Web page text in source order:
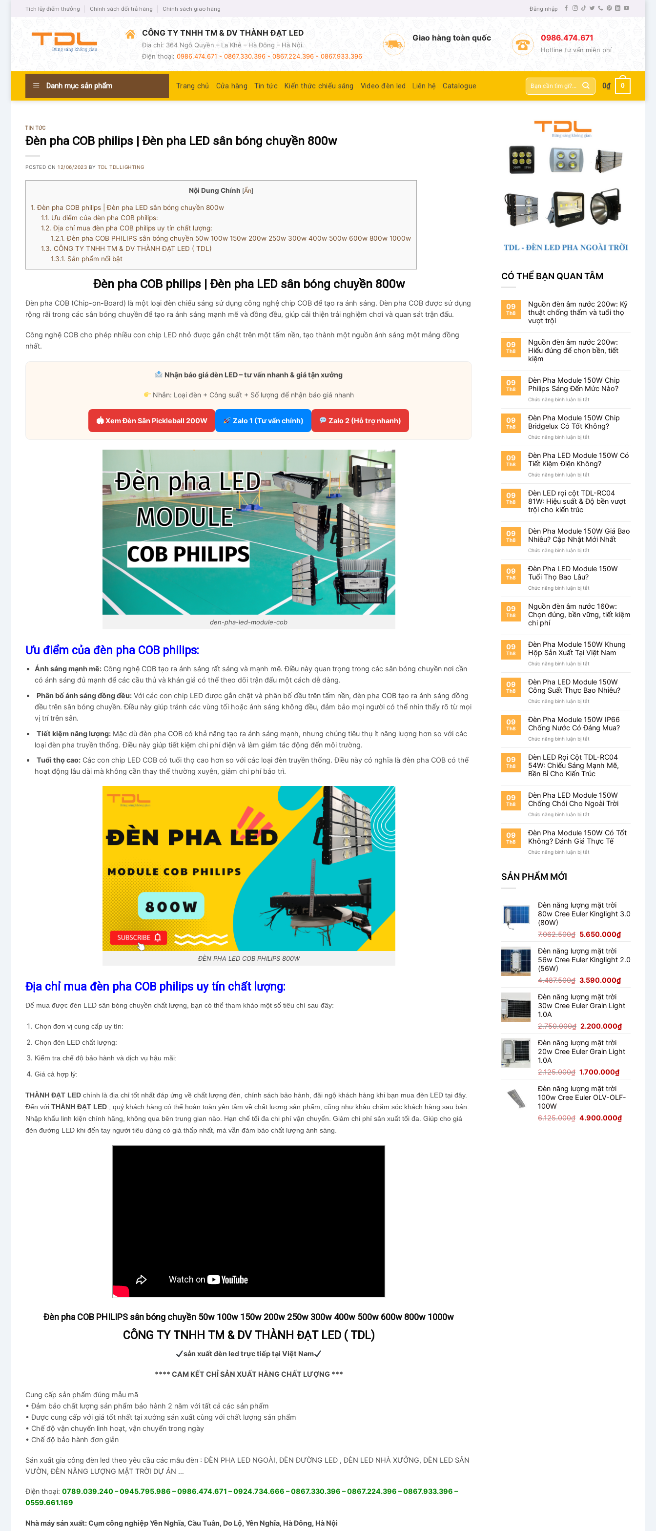
content
Tích lũy điểm thưởng Chính sách đổi trả hàng Chính sách giao hàng Đăng nhập
CÔNG TY TNHH TM & DV THÀNH ĐẠT LED
Địa chỉ: 364 Ngô Quyền – La Khê – Hà Đông – Hà Nội.
Điện thoại: 0986.474.671 - 0867.330.396 - 0867.224.396 - 0867.933.396
Giao hàng toàn quốc 0986.474.671
Hotline tư vấn miễn phí
Danh mục sản phẩm Trang chủ Cửa hàng Tin tức Kiến thức chiếu sáng Video đèn led Liên hệ Catalogue
Tìm
kiếm:
0₫ 0
TIN TỨC
Đèn pha COB philips | Đèn pha LED sân bóng chuyền 800w
POSTED ON12/06/2023 BYTDL TDLLIGHTING
Nội Dung Chính [Ẩn]
1. Đèn pha COB philips | Đèn pha LED sân bóng chuyền 800w
1.1. Ưu điểm của đèn pha COB philips:
1.2. Địa chỉ mua đèn pha COB philips uy tín chất lượng:
1.2.1. Đèn pha COB PHILIPS sân bóng chuyền 50w 100w 150w 200w 250w 300w 400w 500w 600w 800w 1000w
1.3. CÔNG TY TNHH TM & DV THÀNH ĐẠT LED ( TDL)
1.3.1. Sản phẩm nổi bật
Đèn pha COB philips | Đèn pha LED sân bóng chuyền 800w
Đèn pha COB (Chip-on-Board) là một loại đèn chiếu sáng sử dụng công nghệ chip COB để tạo ra ánh sáng. Đèn pha COB được sử dụng
rộng rãi trong các sân bóng chuyền để tạo ra ánh sáng mạnh mẽ và đồng đều, giúp cải thiện trải nghiệm chơi và quan sát trận đấu.
Công nghệ COB cho phép nhiều con chip LED nhỏ được gắn chặt trên một tấm nền, tạo thành một nguồn ánh sáng một mảng đồng
nhất.
Nhận báo giá đèn LED – tư vấn nhanh & giá tận xưởng
Nhắn: Loại đèn + Công suất + Số lượng để nhận báo giá nhanh
🏟 Xem Đèn Sân Pickleball 200W Zalo 1 (Tư vấn chính) Zalo 2 (Hỗ trợ nhanh)
den-pha-led-module-cob
Ưu điểm của đèn pha COB philips:
Ánh sáng mạnh mẽ:Công nghệ COB tạo ra ánh sáng rất sáng và mạnh mẽ. Điều này quan trọng trong các sân bóng chuyền nơi cần
có ánh sáng đủ mạnh để các cầu thủ và khán giả có thể theo dõi trận đấu một cách dễ dàng.
Phân bố ánh sáng đồng đều:Với các con chip LED được gắn chặt và phân bố đều trên tấm nền, đèn pha COB tạo ra ánh sáng đồng
đều trên sân bóng chuyền. Điều này giúp tránh các vùng tối hoặc ánh sáng không đều, đảm bảo mọi người có thể nhìn thấy rõ từ mọi
vị trí trên sân.
Tiết kiệm năng lượng:Mặc dù đèn pha COB có khả năng tạo ra ánh sáng mạnh, nhưng chúng tiêu thụ ít năng lượng hơn so với các
loại đèn pha truyền thống. Điều này giúp tiết kiệm chi phí điện và làm giảm tác động đến môi trường.
Tuổi thọ cao:Các con chip LED COB có tuổi thọ cao hơn so với các loại đèn truyền thống. Điều này có nghĩa là đèn pha COB có thể
hoạt động lâu dài mà không cần thay thế thường xuyên, giảm chi phí bảo trì.
ĐÈN PHA LED COB PHILIPS 800W
Địa chỉ mua đèn pha COB philips uy tín chất lượng:
Để mua được đèn LED sân bóng chuyền chất lượng, bạn có thể tham khảo một số tiêu chí sau đây:
Chọn đơn vị cung cấp uy tín:
Chọn đèn LED chất lượng:
Kiểm tra chế độ bảo hành và dịch vụ hậu mãi:
Giá cả hợp lý:
THÀNH ĐẠT LED chính là địa chỉ tốt nhất đáp ứng về chất lượng đèn, chính sách bảo hành, đãi ngộ khách hàng khi bạn mua đèn LED tại đây.
Đến với THÀNH ĐẠT LED , quý khách hàng có thể hoàn toàn yên tâm về chất lượng sản phẩm, cũng như khâu chăm sóc khách hàng sau bán.
Nhập khẩu linh kiện chính hãng, không qua bên trung gian nào. Hạn chế tối đa chi phí vận chuyển. Giảm chi phí sản xuất tối đa. Giúp cho giá
đèn đường LED khi đến tay người tiêu dùng có giá thấp nhất, mà vẫn đảm bảo chất lượng ánh sáng.
Đèn pha COB PHILIPS sân bóng chuyền 50w 100w 150w 200w 250w 300w 400w 500w 600w 800w 1000w
CÔNG TY TNHH TM & DV THÀNH ĐẠT LED ( TDL)
sản xuất đèn led trực tiếp tại Việt Nam
**** CAM KẾT CHỈ SẢN XUẤT HÀNG CHẤT LƯỢNG ***
Cung cấp sản phẩm đúng mẫu mã
• Đảm bảo chất lượng sản phẩm bảo hành 2 năm với tất cả các sản phẩm
• Được cung cấp với giá tốt nhất tại xưởng sản xuất cùng với chất lượng sản phẩm
• Chế độ vận chuyển linh hoạt, vận chuyển trong ngày
• Chế độ bảo hành đơn giản
Sản xuất gia công đèn led theo yêu cầu các mẫu đèn : ĐÈN PHA LED NGOÀI, ĐÈN ĐƯỜNG LED , ĐÈN LED NHÀ XƯỞNG, ĐÈN LED SÂN
VƯỜN, ĐÈN NĂNG LƯỢNG MẶT TRỜI DỰ ÁN …
Điện thoại: 0789.039.240 – 0945.795.986 – 0986.474.671 – 0924.734.666 – 0867.330.396 – 0867.224.396 – 0867.933.396 –
0559.661.169
Nhà máy sản xuất: Cụm công nghiệp Yên Nghĩa, Cầu Tuân, Do Lộ, Yên Nghĩa, Hà Đông, Hà Nội
CÓ THỂ BẠN QUAN TÂM
09
Th8
Nguồn đèn âm nước 200w: Kỹ
thuật chống thấm và tuổi thọ
vượt trội
09
Th8
Nguồn đèn âm nước 200w:
Hiểu đúng để chọn bền, tiết
kiệm
09
Th8
Đèn Pha Module 150W Chip
Philips Sáng Đến Mức Nào?
Chức năng bình luận bị tắt
Pha
Module
150W
Sáng
Đến
Mức
09
Th8
Đèn Pha Module 150W Chip
Bridgelux Có Tốt Không?
Chức năng bình luận bị tắt
Pha
Module
150W
Có
Tốt
Không?
09
Th8
Đèn Pha LED Module 150W Có
Tiết Kiệm Điện Không?
Chức năng bình luận bị tắt
Pha
LED
Module
Tiết
Kiệm
09
Th8
Đèn LED rọi cột TDL-RC04
81W: Hiệu suất & Độ bền vượt
trội cho kiến trúc
09
Th8
Đèn Pha Module 150W Giá Bao
Nhiêu? Cập Nhật Mới Nhất
Chức năng bình luận bị tắt
Pha
Module
Nhiêu?
Cập
Nhật
09
Th8
Đèn Pha LED Module 150W
Tuổi Thọ Bao Lâu?
Chức năng bình luận bị tắt
Pha
LED
Module
Thọ
Bao
Lâu?
09
Th8
Nguồn đèn âm nước 160w:
Chọn đúng, bền vững, tiết kiệm
chi phí
09
Th8
Đèn Pha Module 150W Khung
Hộp Sản Xuất Tại Việt Nam
Chức năng bình luận bị tắt
Pha
Module
150W
Sản
Xuất
09
Th8
Đèn Pha LED Module 150W
Công Suất Thực Bao Nhiêu?
Chức năng bình luận bị tắt
Pha
LED
Module
Suất
Thực
Bao
09
Th8
Đèn Pha Module 150W IP66
Chống Nước Có Đáng Mua?
Chức năng bình luận bị tắt
Pha
Module
150W
IP66
Nước
Có
Đáng
09
Th8
Đèn LED Rọi Cột TDL-RC04
54W: Chiếu Sáng Mạnh Mẽ,
Bền Bỉ Cho Kiến Trúc
09
Th8
Đèn Pha LED Module 150W
Chống Chói Cho Ngoài Trời
Chức năng bình luận bị tắt
Pha
LED
Module
09
Th8
Đèn Pha Module 150W Có Tốt
Không? Đánh Giá Thực Tế
Chức năng bình luận bị tắt
Không?
Đánh
Tế
SẢN PHẨM MỚI
Đèn năng lượng mặt trời
80w Cree Euler Kinglight 3.0
(80W)
7.062.500₫ Giá
là:
7.062.500₫.
5.650.000₫Giá
là:
Đèn năng lượng mặt trời
56w Cree Euler Kinglight 2.0
(56W)
4.487.500₫ Giá
là:
4.487.500₫.
3.590.000₫Giá
là:
Đèn năng lượng mặt trời
30w Cree Euler Grain Light
1.0A
2.750.000₫ Giá
là:
2.750.000₫.
2.200.000₫Giá
là:
Đèn năng lượng mặt trời
20w Cree Euler Grain Light
1.0A
2.125.000₫ Giá
là:
2.125.000₫.
1.700.000₫Giá
là:
Đèn năng lượng mặt trời
100w Cree Euler OLV-OLF-
100W
6.125.000₫ Giá
4.900.000₫Giá